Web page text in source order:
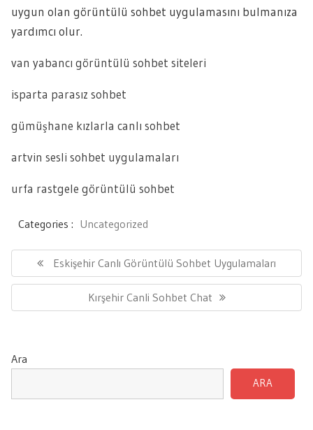
uygun olan görüntülü sohbet uygulamasını bulmanıza
yardımcı olur.
van yabancı görüntülü sohbet siteleri
isparta parasız sohbet
gümüşhane kızlarla canlı sohbet
artvin sesli sohbet uygulamaları
urfa rastgele görüntülü sohbet
Categories : Uncategorized
gezinmesiPrevious
Post:
Eskişehir Canlı Görüntülü Sohbet Uygulamaları
Next
Post:
Kırşehir Canli Sohbet Chat
Ara
ARA